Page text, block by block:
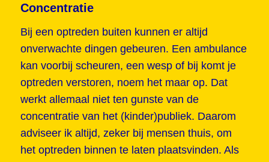
Concentratie
Bij een optreden buiten kunnen er altijd
onverwachte dingen gebeuren. Een ambulance
kan voorbij scheuren, een wesp of bij komt je
optreden verstoren, noem het maar op. Dat
werkt allemaal niet ten gunste van de
concentratie van het (kinder)publiek. Daarom
adviseer ik altijd, zeker bij mensen thuis, om
het optreden binnen te laten plaatsvinden. Als